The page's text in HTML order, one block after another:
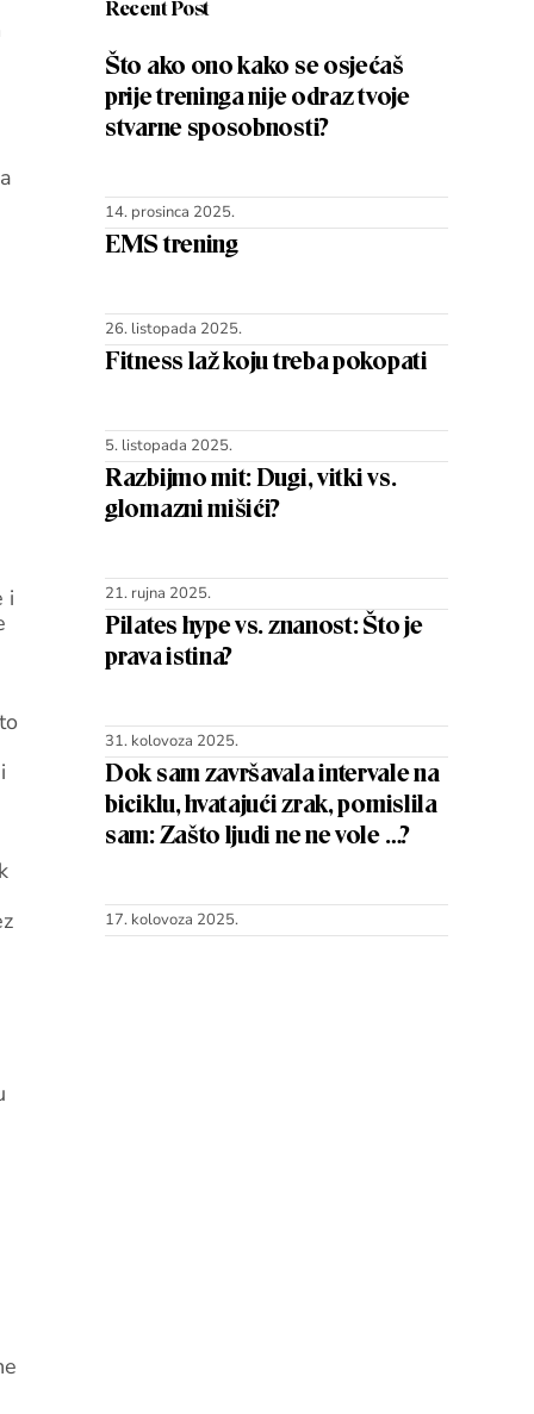
i
Recent Post
Što ako ono kako se osjećaš
prije treninga nije odraz tvoje
stvarne sposobnosti?
14. prosinca 2025.
EMS trening
26. listopada 2025.
Fitness laž koju treba pokopati
5. listopada 2025.
Razbijmo mit: Dugi, vitki vs.
glomazni mišići?
21. rujna 2025.
Pilates hype vs. znanost: Što je
prava istina?
31. kolovoza 2025.
Dok sam završavala intervale na
biciklu, hvatajući zrak, pomislila
sam: Zašto ljudi ne ne vole …?
17. kolovoza 2025.